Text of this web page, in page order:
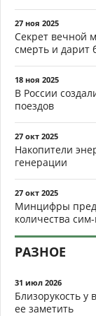
27 ноя 2025
Секрет вечной
смерть и дарит
18 ноя 2025
В России
поездов
27 окт 2025
Накопители
генерации
27 окт 2025
Минцифры
количества
РАЗНОЕ
31 июл 2026
Близорукость
ее заметить